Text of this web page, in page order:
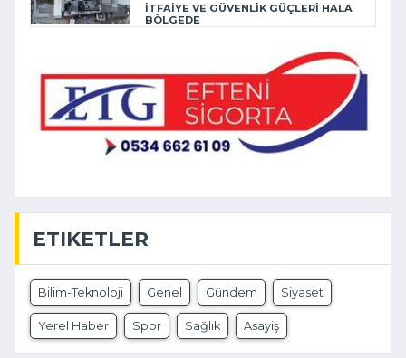
İTFAİYE VE GÜVENLİK GÜÇLERİ HALA
BÖLGEDE
ETIKETLER
Bilim-Teknoloji Genel Gündem Siyaset
Yerel Haber Spor Sağlık Asayiş